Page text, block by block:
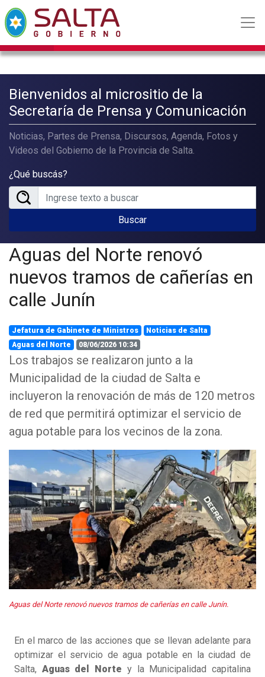
Bienvenidos al micrositio de la
Secretaría de Prensa y Comunicación
Noticias, Partes de Prensa, Discursos, Agenda, Fotos y
Videos del Gobierno de la Provincia de Salta.
¿Qué buscás?
Buscar
Aguas del Norte renovó
nuevos tramos de cañerías en
calle Junín
Jefatura de Gabinete de Ministros
Noticias de Salta
Aguas del Norte
08/06/2026 10:34
Los trabajos se realizaron junto a la
Municipalidad de la ciudad de Salta e
incluyeron la renovación de más de 120 metros
de red que permitirá optimizar el servicio de
agua potable para los vecinos de la zona.
Aguas del Norte renovó nuevos tramos de cañerías en calle Junín.
En el marco de las acciones que se llevan adelante para
optimizar el servicio de agua potable en la ciudad de
Salta, Aguas del Norte y la Municipalidad capitalina